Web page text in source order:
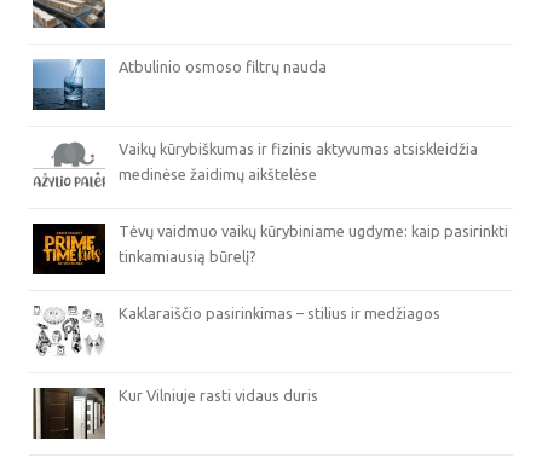
Atbulinio osmoso filtrų nauda
Vaikų kūrybiškumas ir fizinis aktyvumas atsiskleidžia
medinėse žaidimų aikštelėse
Tėvų vaidmuo vaikų kūrybiniame ugdyme: kaip pasirinkti
tinkamiausią būrelį?
Kaklaraiščio pasirinkimas – stilius ir medžiagos
Kur Vilniuje rasti vidaus duris